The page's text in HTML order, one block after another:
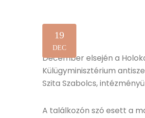
19
DEC
December elsején a
Külügyminisztérium
Szita Szabolcs,
A találkozón szó esett a